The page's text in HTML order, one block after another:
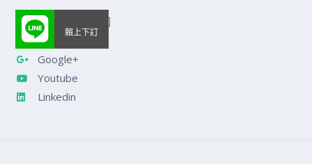
美國威而鋼官網
樂威莊官網
Google+
Youtube
Linkedin